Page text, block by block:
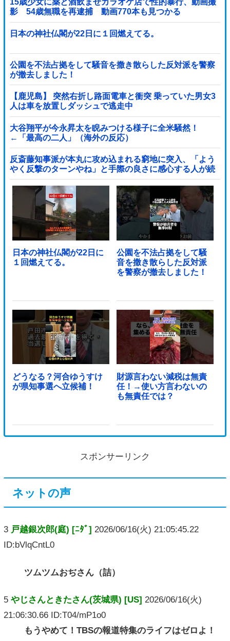
15歳少女に薬と酒飲ませカラオケ店で性的暴行、動画撮
影 54歳無職を再逮捕 動画770本も見つかる
日本の神社仏閣が22日に１回燃えてる。
公園を不法占拠をして騒音を撒き散らした反対派を警察
が撤去しました！
【鹿児島】 突然右折し路面電車と衝突 乗っていた男女3
人は車を放置しダッシュで逃走中
大谷翔平が今永昇太を睨みつける様子に全米騒然！
←「最高の二人」（海外の反応）
反斎藤知事派が本丸に攻め込まれる窮地に突入、「よう
やく反撃のターンやね」と手際の良さに感心する人が続
出中他
日本の神社仏閣が22日に
１回燃えてる。
公園を不法占拠をして騒
音を撒き散らした反対派
を警察が撤去しました！
どうなる？河合ゆうすけ
が県知事選へ立候補！
財源言わない減税は無責
任！→使い方言わないの
も無責任では？
スポンサーリンク
ネットの声
3 戸越銀次郎(庭) [ﾆﾀﾞ] 2026/06/16(火) 21:05:45.22
ID:bVlqCntL0
ツムツムおぢさん（詰）
5 やじさんときたさん(茨城県) [US] 2026/06/16(火)
21:06:30.66 ID:T04/mP1o0
もうやめて！TBSの報道特集のライフはゼロよ！